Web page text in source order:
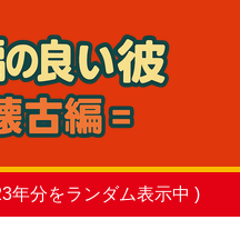
分をランダム表示中 )